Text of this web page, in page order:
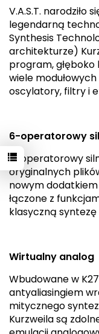
V.A.S.T. narodziło
legendarną
Synthesis
architekturze)
program, głęboko
wiele
oscylatory, filtry i
6-operatorowy
6-operatorowy
oryginalnych
nowym
łączone z
klasyczną syntezę
Wirtualny analog
Wbudowane w
antyaliasingiem
mitycznego
Kurzweila są